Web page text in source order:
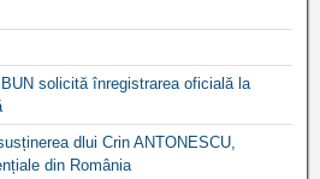
solicită înregistrarea oficială la
dlui Crin ANTONESCU,
din România